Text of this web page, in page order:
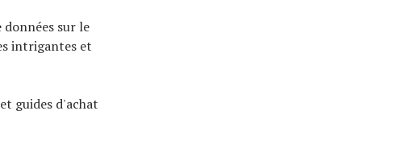
données sur le
intrigantes et
guides d'achat